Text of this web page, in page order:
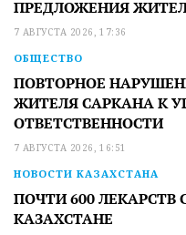
ПРЕДЛОЖЕНИЯ
7 АВГУСТА 2026, 17:36
ОБЩЕСТВО
ПОВТОРНОЕ
ЖИТЕЛЯ САРКАНА К
ОТВЕТСТВЕННОСТИ
7 АВГУСТА 2026, 16:51
НОВОСТИ КАЗАХСТАНА
ПОЧТИ 600 ЛЕКАРСТВ
КАЗАХСТАНЕ